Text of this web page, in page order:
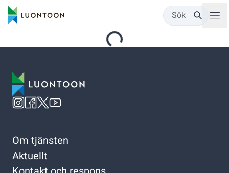
Sök
Om tjänsten
Aktuellt